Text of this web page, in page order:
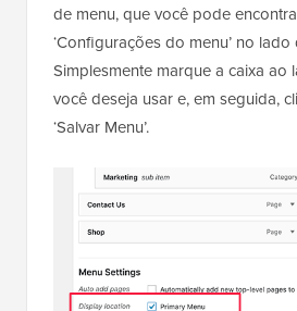
de menu, que você pode
‘Configurações do menu’ no
Simplesmente marque a caixa
você deseja usar e, em seguida,
‘Salvar Menu’.